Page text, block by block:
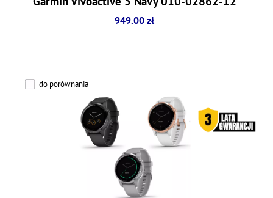
949.00 zł
do porównania